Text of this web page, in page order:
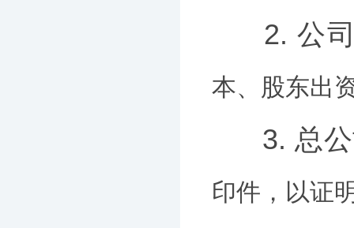
2. 公
本、股东出
3. 总
印件，以证